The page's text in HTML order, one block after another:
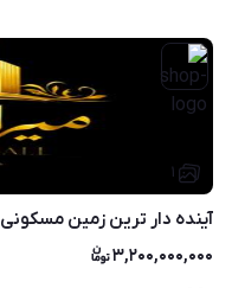
۱
آینده دار ترین زمین مسکونی 312 متر برای شما
۳,۲۰۰,۰۰۰,۰۰۰